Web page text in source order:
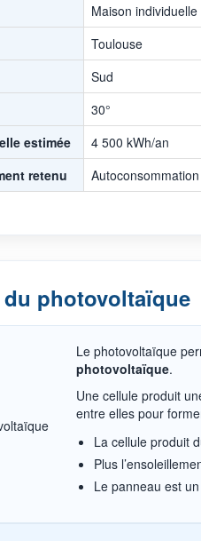
Maison individuelle
Toulouse
Sud
30°
estimée
4 500 kWh/an
retenu
photovoltaïque
Le photovoltaïque
photovoltaïque.
Une cellule produit
entre elles pour
La cellule produit
Plus
Le panneau est